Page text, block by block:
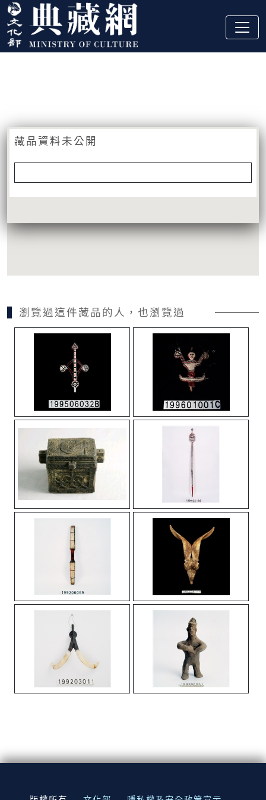
跳到主要內容
:::
藏品資料未公開
瀏覽過這件藏品的人，也瀏覽過